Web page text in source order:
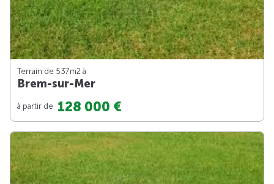
Terrain de 537m2 à
Brem-sur-Mer
à partir de 128 000 €